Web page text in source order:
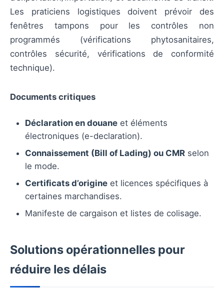
Les praticiens logistiques doivent prévoir des
fenêtres tampons pour les contrôles non
programmés (vérifications phytosanitaires,
contrôles sécurité, vérifications de conformité
technique).
Documents critiques
Déclaration en douane et éléments
électroniques (e-declaration).
Connaissement (Bill of Lading) ou CMR selon
le mode.
Certificats d’origine et licences spécifiques à
certaines marchandises.
Manifeste de cargaison et listes de colisage.
Solutions opérationnelles pour
réduire les délais